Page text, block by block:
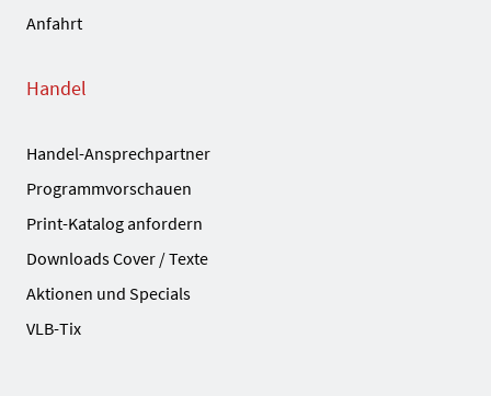
Anfahrt
Handel
Handel-Ansprechpartner
Programmvorschauen
Print-Katalog anfordern
Downloads Cover / Texte
Aktionen und Specials
VLB-Tix